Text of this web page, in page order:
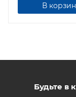
В
Будьте в